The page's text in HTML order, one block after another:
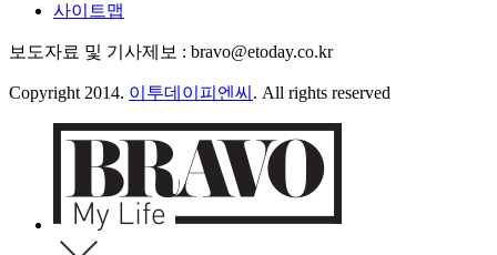
사이트맵
보도자료 및 기사제보 : bravo@etoday.co.kr
Copyright 2014. 이투데이피엔씨 . All rights reserved